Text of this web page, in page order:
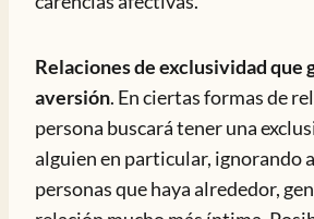
Relaciones de exclusividad que
aversión. En ciertas formas de
persona buscará tener una
alguien en particular, ignorando
personas que haya alrededor,